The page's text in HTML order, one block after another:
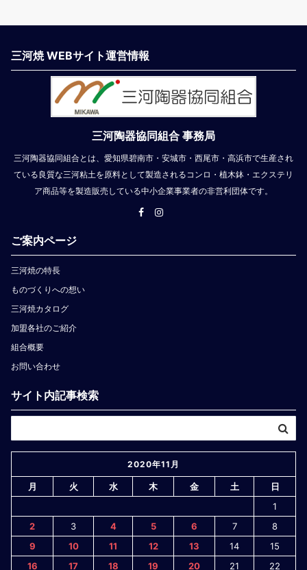
三河焼 WEBサイト運営情報
三河陶器協同組合 事務局
三河陶器協同組合とは、愛知県碧南市・安城市・西尾市・高浜市で生産され
ている良質な三河粘土を原料として製造されるコンロ・植木鉢・エクステリ
ア商品等を製造販売している中小企業事業者の非営利団体です。
ご案内ページ
三河焼の特長
ものづくりへの想い
三河焼カタログ
加盟各社のご紹介
組合概要
お問い合わせ
サイト内記事検索
2020年11月
月 火 水 木 金 土
日
1
2
3 4 5 6 7
8
9
10 11 12 13 14
15
16
17 18 19 20 21 22